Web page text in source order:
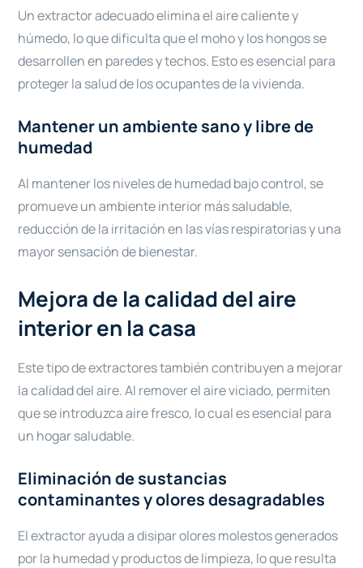
Un extractor adecuado elimina el aire caliente y
húmedo, lo que dificulta que el moho y los hongos se
desarrollen en paredes y techos. Esto es esencial para
proteger la salud de los ocupantes de la vivienda.
Mantener un ambiente sano y libre de
humedad
Al mantener los niveles de humedad bajo control, se
promueve un ambiente interior más saludable,
reducción de la irritación en las vías respiratorias y una
mayor sensación de bienestar.
Mejora de la calidad del aire
interior en la casa
Este tipo de extractores también contribuyen a mejorar
la calidad del aire. Al remover el aire viciado, permiten
que se introduzca aire fresco, lo cual es esencial para
un hogar saludable.
Eliminación de sustancias
contaminantes y olores desagradables
El extractor ayuda a disipar olores molestos generados
por la humedad y productos de limpieza, lo que resulta